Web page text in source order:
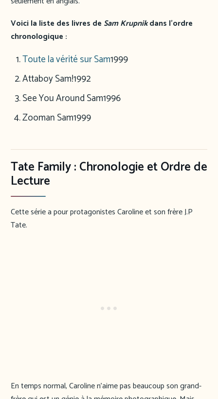
Voici la liste des livres de Sam Krupnikdans l’ordre
chronologique :
Toute la vérité sur Sam1999
Attaboy Sam!1992
See You Around Sam1996
Zooman Sam1999
Tate Family : Chronologie et Ordre de
Lecture
Cette série a pour protagonistes Caroline et son frère J.P
Tate.
En temps normal, Caroline n’aime pas beaucoup son grand-